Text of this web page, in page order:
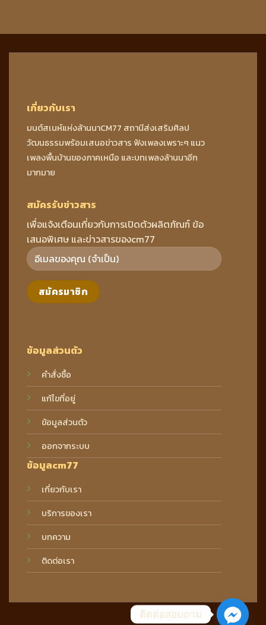
เกี่ยวกับเรา
มนต์สเนห์แห่งล้านนาCM77 สถานีส่งเสริมศิลป
วัฒนธรรมพร้อมเสนอข่าวสาร ฟังเพลงเพราะๆ แนว
เพลงพื้นบ้านของภาคเหนือ และบทเพลงล้านนาอีก
มากมาย
ข้อมูลส่วนตัว
คำสั่งซื้อ
แก้ไขที่อยู่
ข้อมูลส่วนตัว
ออกจากระบบ
ข้อมูลcm77
เกี่ยวกับเรา
บริการของเรา
บทความ
ติดต่อเรา
สมัครรับข่าวสาร
เพื่อแจ้งเตือนเกี่ยวกับการเปิดตัวผลิตภัณฑ์ ข้อ
เสนอพิเศษ และข่าวสารของcm77
ติดต่อสอบถาม